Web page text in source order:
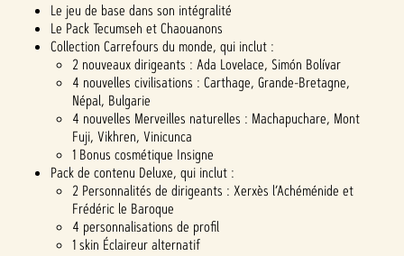
Le jeu de base dans son intégralité
Le Pack Tecumseh et Chaouanons
Collection Carrefours du monde, qui inclut :
2 nouveaux dirigeants : Ada Lovelace, Simón Bolívar
4 nouvelles civilisations : Carthage, Grande-Bretagne,
Népal, Bulgarie
4 nouvelles Merveilles naturelles : Machapuchare, Mont
Fuji, Vikhren, Vinicunca
1 Bonus cosmétique Insigne
Pack de contenu Deluxe, qui inclut :
2 Personnalités de dirigeants : Xerxès l’Achéménide et
Frédéric le Baroque
4 personnalisations de profil
1 skin Éclaireur alternatif